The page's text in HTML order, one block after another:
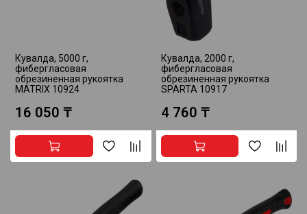
Кувалда, 5000 г,
фибергласовая
обрезиненная рукоятка
MATRIX 10924
16 050 ₸
Кувалда, 2000 г,
фибергласовая
обрезиненная рукоятка
SPARTA 10917
4 760 ₸